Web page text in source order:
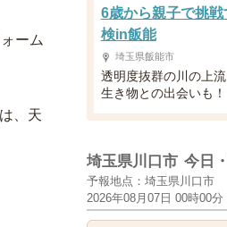
ーム
、天
6歳から親子で挑
検in飯能
埼玉県飯能市
透明度抜群の川の上
生き物との出会いも！
埼玉県川口市 今日
予報地点：埼玉県川口市
2026年08月07日 00時00分